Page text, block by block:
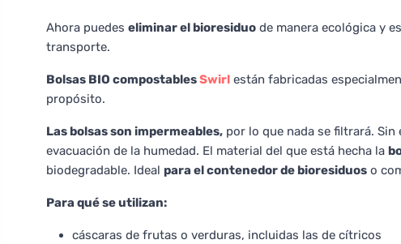
Ahora puedes eliminar el bioresiduo de manera ecológica y
transporte.
Bolsas BIO compostablesSwirl están fabricadas
propósito.
Las bolsas son impermeables, por lo que nada se filtrará.
evacuación de la humedad. El material del que está hecha la
biodegradable. Ideal para el contenedor de bioresiduos o
Para qué se utilizan:
cáscaras de frutas o verduras, incluidas las de cítricos